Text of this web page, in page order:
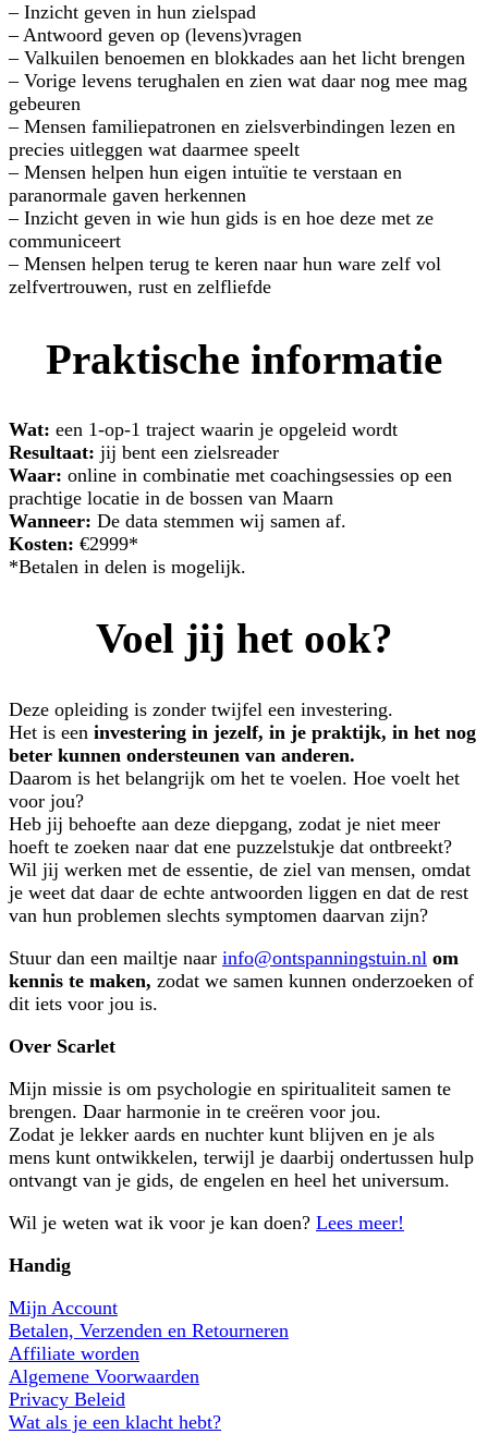
– Inzicht geven in hun zielspad
– Antwoord geven op (levens)vragen
– Valkuilen benoemen en blokkades aan het licht brengen
– Vorige levens terughalen en zien wat daar nog mee mag
gebeuren
– Mensen familiepatronen en zielsverbindingen lezen en
precies uitleggen wat daarmee speelt
– Mensen helpen hun eigen intuïtie te verstaan en
paranormale gaven herkennen
– Inzicht geven in wie hun gids is en hoe deze met ze
communiceert
– Mensen helpen terug te keren naar hun ware zelf vol
zelfvertrouwen, rust en zelfliefde
Praktische informatie
Wat: een 1-op-1 traject waarin je opgeleid wordt
Resultaat: jij bent een zielsreader
Waar: online in combinatie met coachingsessies op een
prachtige locatie in de bossen van Maarn
Wanneer: De data stemmen wij samen af.
Kosten: €2999*
*Betalen in delen is mogelijk.
Voel jij het ook?
Deze opleiding is zonder twijfel een investering.
Het is een investering in jezelf, in je praktijk, in het nog
beter kunnen ondersteunen van anderen.
Daarom is het belangrijk om het te voelen. Hoe voelt het
voor jou?
Heb jij behoefte aan deze diepgang, zodat je niet meer
hoeft te zoeken naar dat ene puzzelstukje dat ontbreekt?
Wil jij werken met de essentie, de ziel van mensen, omdat
je weet dat daar de echte antwoorden liggen en dat de rest
van hun problemen slechts symptomen daarvan zijn?
Stuur dan een mailtje naar info@ontspanningstuin.nl om
kennis te maken, zodat we samen kunnen onderzoeken of
dit iets voor jou is.
Over Scarlet
Mijn missie is om psychologie en spiritualiteit samen te
brengen. Daar harmonie in te creëren voor jou.
Zodat je lekker aards en nuchter kunt blijven en je als
mens kunt ontwikkelen, terwijl je daarbij ondertussen hulp
ontvangt van je gids, de engelen en heel het universum.
Wil je weten wat ik voor je kan doen? Lees meer!
Handig
Mijn Account
Betalen, Verzenden en Retourneren
Affiliate worden
Algemene Voorwaarden
Privacy Beleid
Wat als je een klacht hebt?